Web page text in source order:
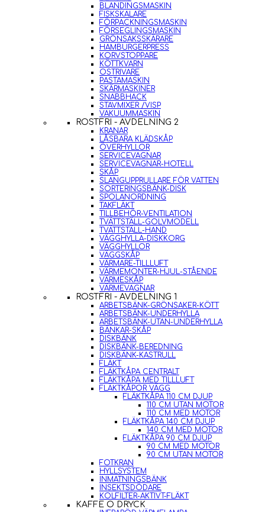
BLANDINGSMASKIN
FISKSKALARE
FÖRPACKNINGSMASKIN
FÖRSEGLINGSMASKIN
GRÖNSAKSSKÄRARE
HAMBURGERPRESS
KORVSTOPPARE
KÖTTKVARN
OSTRIVARE
PASTAMASKIN
SKÄRMASKINER
SNABBHACK
STAVMIXER /VISP
VAKUUMMASKIN
ROSTFRI - AVDELNING 2
KRANAR
LÅSBARA KLÄDSKÅP
ÖVERHYLLOR
SERVICEVAGNAR
SERVICEVAGNAR-HOTELL
SKÅP
SLANGUPPRULLARE FÖR VATTEN
SORTERINGSBÄNK-DISK
SPOLANORDNING
TAKFLÄKT
TILLBEHÖR-VENTILATION
TVÄTTSTÄLL-GOLVMODELL
TVÄTTSTÄLL-HAND
VÄGGHYLLA-DISKKORG
VÄGGHYLLOR
VÄGGSKÅP
VÄRMARE-TILLLUFT
VÄRMEMONTER-HJUL-STÅENDE
VÄRMESKÅP
VÄRMEVAGNAR
ROSTFRI - AVDELNING 1
ARBETSBÄNK-GRÖNSAKER-KÖTT
ARBETSBÄNK-UNDERHYLLA
ARBETSBÄNK-UTAN-UNDERHYLLA
BÄNKAR-SKÅP
DISKBÄNK
DISKBÄNK-BEREDNING
DISKBÄNK-KASTRULL
FLÄKT
FLÄKTKÅPA CENTRALT
FLÄKTKÅPA MED TILLLUFT
FLÄKTKÅPOR VÄGG
FLÄKTKÅPA 110 CM DJUP
110 CM UTAN MOTOR
110 CM MED MOTOR
FLÄKTKÅPA 140 CM DJUP
140 CM MED MOTOR
FLÄKTKÅPA 90 CM DJUP
90 CM MED MOTOR
90 CM UTAN MOTOR
FOTKRAN
HYLLSYSTEM
INMATNINGSBÄNK
INSEKTSDÖDARE
KOLFILTER-AKTIVT-FLÄKT
KAFFE O DRYCK